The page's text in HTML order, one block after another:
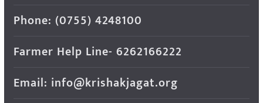
Phone: (0755) 4248100
Farmer Help Line- 6262166222
Email: info@krishakjagat.org